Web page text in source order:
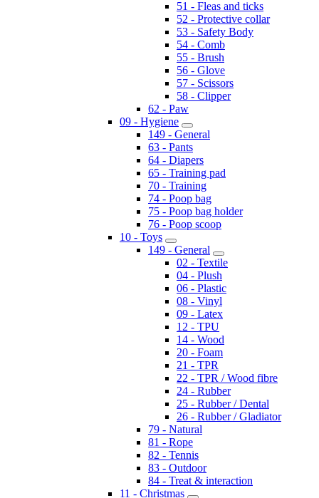
51 - Fleas and ticks
52 - Protective collar
53 - Safety Body
54 - Comb
55 - Brush
56 - Glove
57 - Scissors
58 - Clipper
62 - Paw
09 - Hygiene
149 - General
63 - Pants
64 - Diapers
65 - Training pad
70 - Training
74 - Poop bag
75 - Poop bag holder
76 - Poop scoop
10 - Toys
149 - General
02 - Textile
04 - Plush
06 - Plastic
08 - Vinyl
09 - Latex
12 - TPU
14 - Wood
20 - Foam
21 - TPR
22 - TPR / Wood fibre
24 - Rubber
25 - Rubber / Dental
26 - Rubber / Gladiator
79 - Natural
81 - Rope
82 - Tennis
83 - Outdoor
84 - Treat & interaction
11 - Christmas